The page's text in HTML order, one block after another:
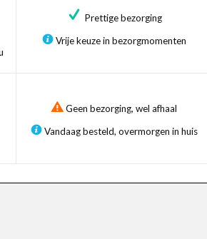
Prettige bezorging
Vrije keuze in bezorgmomenten
Geen bezorging, wel afhaal
Vandaag besteld, overmorgen in huis